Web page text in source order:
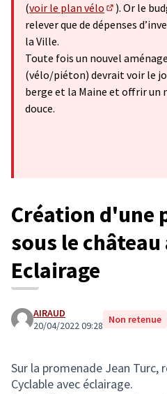
(voir le plan vélo
(Lien
). Or le
relever que de dépenses
la Ville.
Toute fois un nouvel
(vélo/piéton) devrait voir le
berge et la Maine et offrir un
douce.
Création d'une
sous le château
Eclairage
AIRAUD
20/04/2022 09:28 Non retenue
Sur la promenade Jean Turc,
Cyclable avec éclairage.